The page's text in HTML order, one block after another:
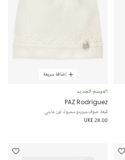
إضافة سريعة
الموسم الجديد
PAZ Rodríguez
قبعة صوف ميرينو محبوك لون عاجي
UK£ 28.00